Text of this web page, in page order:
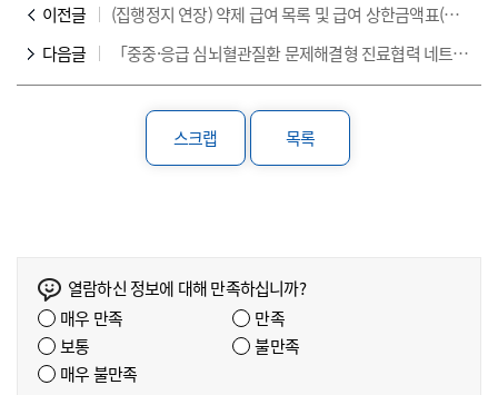
이전글
(집행정지 연장) 약제 급여 목록 및 급여 상한금액표(고시 제2023-117호) 집행정지 연장 안내
다음글
「중중·응급 심뇌혈관질환 문제해결형 진료협력 네트워크 건강보험 시범사업」 지침 안내
스크랩 목록
열람하신 정보에 대해 만족하십니까?
매우 만족
만족
보통
불만족
매우 불만족